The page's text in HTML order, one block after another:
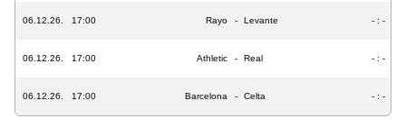
06.12.26. 17:00 Rayo - Levante - : -
06.12.26. 17:00 Athletic - Real - : -
06.12.26. 17:00 Barcelona - Celta - : -